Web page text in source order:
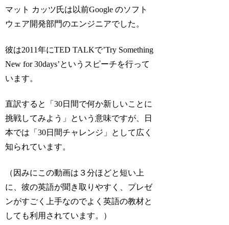
マット カッツ氏は以前Google のソフト
ウェア開発部門のエンジニアでした。
彼は2011年にTEDTALKで’Try Something
New for 30days’というスピーチを行って
います。
直訳すると「30日間で何か新しいことに
挑戦してみよう」という意味ですが、日
本では「30日間チャレンジ」として広く
知られています。
（因みにこの動画は３分ほどと短い上
に、彼の英語が聞き取りやすく、プレゼ
ンがすごく上手なのでよく英語の教材と
しても利用されています。）